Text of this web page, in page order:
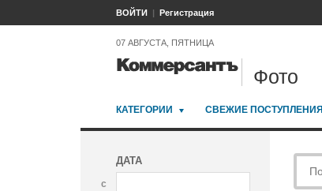
ВОЙТИ Регистрация
07 АВГУСТА, ПЯТНИЦА
Фото
КАТЕГОРИИ СВЕЖИЕ ПОСТУПЛЕНИЯ
ДАТА
с